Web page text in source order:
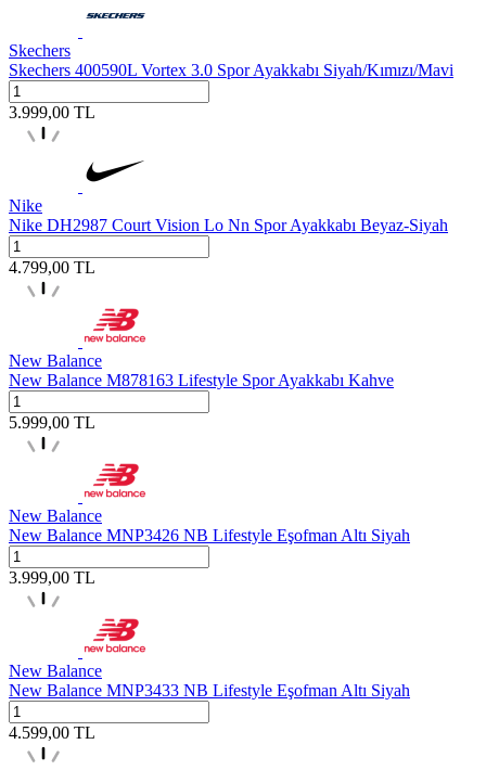
Skechers
Skechers 400590L Vortex 3.0 Spor Ayakkabı Siyah/Kımızı/Mavi
3.999,00 TL
Nike
Nike DH2987 Court Vision Lo Nn Spor Ayakkabı Beyaz-Siyah
4.799,00 TL
New Balance
New Balance M878163 Lifestyle Spor Ayakkabı Kahve
5.999,00 TL
New Balance
New Balance MNP3426 NB Lifestyle Eşofman Altı Siyah
3.999,00 TL
New Balance
New Balance MNP3433 NB Lifestyle Eşofman Altı Siyah
4.599,00 TL